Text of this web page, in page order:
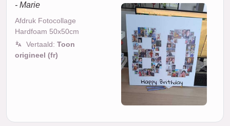
- Marie
Afdruk Fotocollage
Hardfoam 50x50cm
Vertaald: Toon
origineel (fr)